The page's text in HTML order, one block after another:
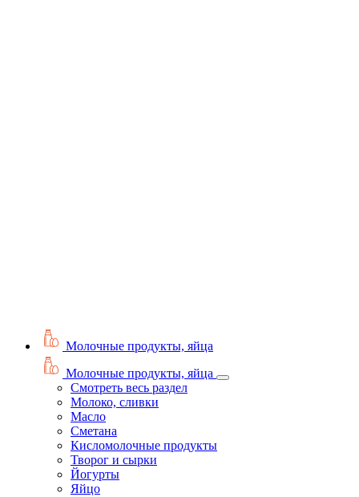
Молочные продукты, яйца
Молочные продукты, яйца
Смотреть весь раздел
Молоко, сливки
Масло
Сметана
Кисломолочные продукты
Творог и сырки
Йогурты
Яйцо